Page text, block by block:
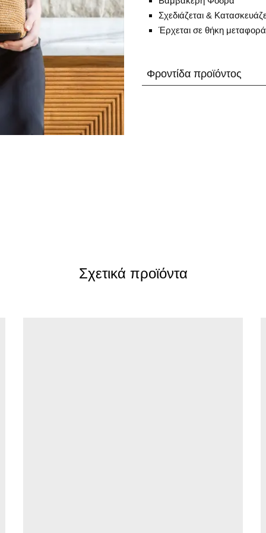
Σχεδιάζεται &
Έρχεται σε θήκη
Φροντίδα προϊόντος
Σχετικά προϊόντα